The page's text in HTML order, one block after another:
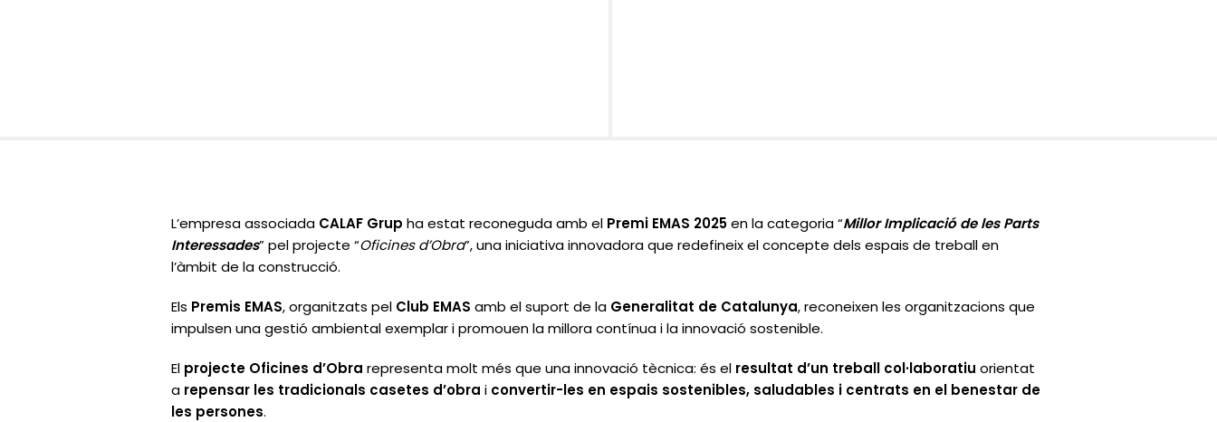
L’empresa associada CALAF Grup ha estat reconeguda amb el Premi EMAS 2025en la categoria“Millor Implicació de les Parts
Interessades”pel projecte“Oficines d’Obra”, una iniciativa innovadora que redefineix el concepte dels espais de treball en
l’àmbit de la construcció.
Els Premis EMAS, organitzats pel Club EMAS amb el suport de la Generalitat de Catalunya, reconeixen les organitzacions que
impulsen una gestió ambiental exemplar i promouen lamillora contínua i la innovació sostenible.
El projecte Oficines d’Obra representa molt més que una innovació tècnica: és el resultat d’un treball col·laboratiu orientat
a repensar les tradicionals casetes d’obra i convertir-les en espais sostenibles, saludables i centrats en el benestar de
les persones.